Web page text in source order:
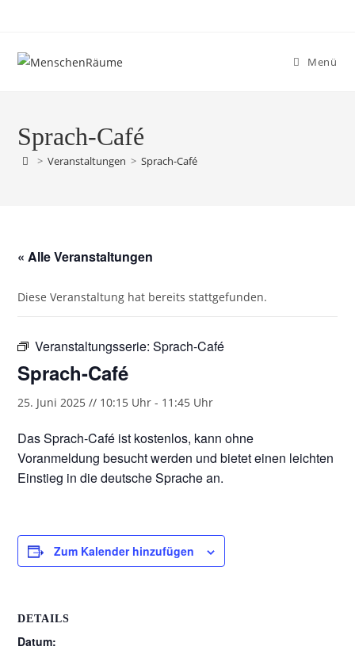
Menü
Sprach-Café
> Veranstaltungen > Sprach-Café
« Alle Veranstaltungen
Diese Veranstaltung hat bereits stattgefunden.
Veranstaltungsserie:Sprach-Café
Sprach-Café
25. Juni 2025 // 10:15 Uhr - 11:45 Uhr
Das Sprach-Café ist kostenlos, kann ohne
Voranmeldung besucht werden und bietet einen leichten
Einstieg in die deutsche Sprache an.
Zum Kalender hinzufügen
DETAILS
Datum: